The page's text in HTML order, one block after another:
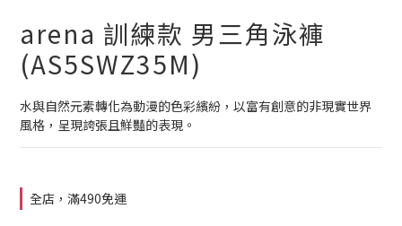
arena 訓練款 男三角泳褲
(AS5SWZ35M)
水與自然元素轉化為動漫的色彩繽紛，以富有創意的非現實世界
風格，呈現誇張且鮮豔的表現。
全店，滿490免運